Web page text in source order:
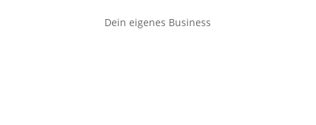
Dein eigenes Business